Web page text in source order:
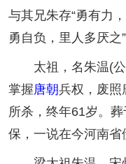
与其兄朱存“勇有力
勇自负，里人多厌之”
太祖，名朱温(公
掌握唐朝兵权，废照
所杀，终年61岁。
保，一说在今河南省